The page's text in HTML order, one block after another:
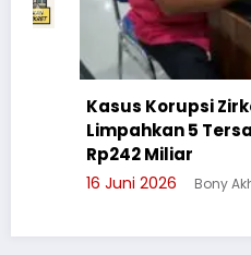
Kasus Korupsi Zirkon
Limpahkan 5
Rp242 Miliar
16 Juni 2026 Bony Akhmadi